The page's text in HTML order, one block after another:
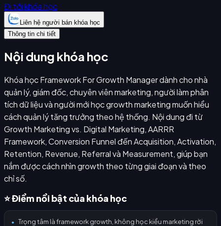
Đi tới khóa học
Liên hệ người bán khóa học
Thông tin chi tiết
Nội dung khóa học
Khóa học Framework For Growth Manager dành cho nhà
quản lý, giám đốc, chuyên viên marketing, người làm phân
tích dữ liệu và người mới học growth marketing muốn hiểu
cách quản lý tăng trưởng theo hệ thống. Nội dung đi từ
Growth Marketing vs. Digital Marketing, AARRR
Framework, Conversion Funnel đến Acquisition, Activation,
Retention, Revenue, Referral và Measurement, giúp bạn
nắm được cách nhìn growth theo từng giai đoạn và theo
chỉ số.
⭐ Điểm nổi bật của khóa học
●
Trọng tâm là framework growth, không học kiểu marketing rời